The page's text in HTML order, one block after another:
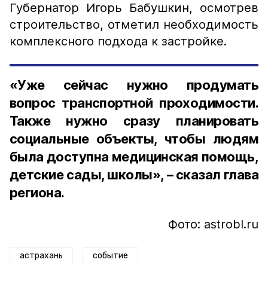
Губернатор Игорь Бабушкин, осмотрев
строительство, отметил необходимость
комплексного подхода к застройке.
«Уже сейчас нужно продумать
вопрос транспортной проходимости.
Также нужно сразу планировать
социальные объекты, чтобы людям
была доступна медицинская помощь,
детские сады, школы», – сказал глава
региона.
Фото: astrobl.ru
астрахань событие